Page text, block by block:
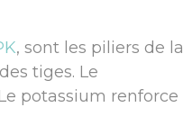
, sont les piliers de la
tiges. Le
potassium renforce